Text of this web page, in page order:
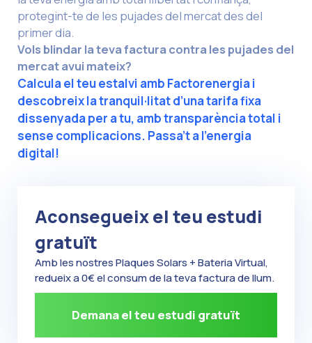
protegint-te de les pujades del mercat des del
primer dia.
Vols blindar la teva factura contra les pujades del
mercat avui mateix?
Calcula el teu estalvi amb Factorenergia i
descobreix la tranquil·litat d’una tarifa fixa
dissenyada per a tu, amb transparència total i
sense complicacions. Passa’t a l’energia
digital!
Aconsegueix el teu estudi
gratuït
Amb les nostres Plaques Solars + Bateria Virtual,
redueix a 0€ el consum de la teva factura de llum.
Demana el teu estudi gratuït